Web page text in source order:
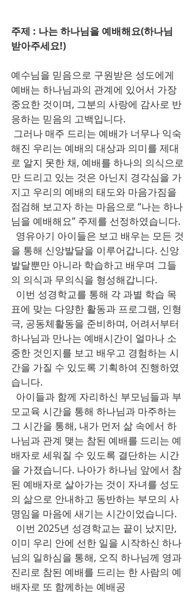
주제 : 나는 하나님을 예배해요(하나님
받아주세요!)
예수님을 믿음으로 구원받은 성도에게
예배는 하나님과의 관계에 있어서 가장
중요한 것이며, 그분의 사랑에 감사로 반
응하는 믿음의 고백입니다.
그러나 매주 드리는 예배가 너무나 익숙
해진 우리는 예배의 대상과 의미를 제대
로 알지 못한 채, 예배를 하나의 의식으로
만 드리고 있는 것은 아닌지 경각심을 가
지고 우리의 예배의 태도와 마음가짐을
점검해 보고자 하는 마음으로 “나는 하나
님을 예배해요” 주제를 선정하였습니다.
영유아기 아이들은 보고 배우는 모든 것
을 통해 신앙발달을 이루어갑니다. 신앙
발달뿐만 아니라 학습하고 배우며 그들
의 의식과 무의식을 형성해갑니다.
이번 성경학교를 통해 각 과별 학습 목
표에 맞는 다양한 활동과 프로그램, 인형
극, 공동체활동을 준비하며, 어려서부터
하나님과 만나는 예배시간이 얼마나 소
중한 것인지를 보고 배우고 경험하는 시
간을 가질 수 있도록 기획하여 진행하였
습니다.
아이들과 함께 자리하신 부모님들과 부
모교육 시간을 통해 하나님과 마주하는
그 시간을 통해, 내가 먼저 삶 속에서 하
나님과 관계 맺는 참된 예배를 드리는 예
배자로 세워질 수 있도록 결단하는 시간
을 가졌습니다. 나아가 하나님 앞에서 참
된 예배자로 살아가는 것이 자녀를 성도
의 삶으로 안내하고 동반하는 부모의 사
명임을 마음에 새기는 시간이었습니다.
이번 2025년 성경학교는 끝이 났지만,
이미 우리 안에 선한 일을 시작하신 하나
님의 일하심을 통해, 오직 하나님께 영과
진리로 참된 예배를 드리는 한 사람의 예
배자로 또 함께하는 예배공